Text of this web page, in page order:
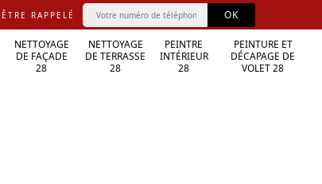
ÊTRE RAPPELÉ
NETTOYAGE
DE FAÇADE
28
NETTOYAGE
DE TERRASSE
28
PEINTRE
INTÉRIEUR
28
PEINTURE ET
DÉCAPAGE DE
VOLET 28